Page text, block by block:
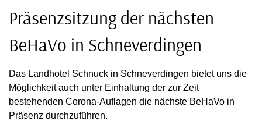
Präsenzsitzung der nächsten
BeHaVo in Schneverdingen
Das Landhotel Schnuck in Schneverdingen bietet uns die
Möglichkeit auch unter Einhaltung der zur Zeit
bestehenden Corona-Auflagen die nächste BeHaVo in
Präsenz durchzuführen.